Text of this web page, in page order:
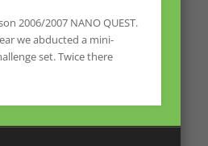
2006/2007 NANO QUEST.
we abducted a mini-
set. Twice there